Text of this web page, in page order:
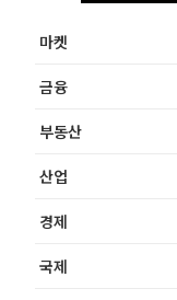
마켓
금융
부동산
산업
경제
국제